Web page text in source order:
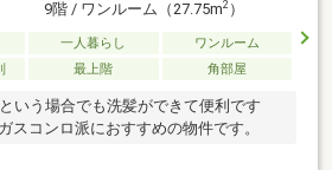
9階 / ワンルーム（27.75m2）
一人暮らし
ワンルーム
最上階 角部屋
いう場合でも洗髪ができて便利です
スコンロ派におすすめの物件です。